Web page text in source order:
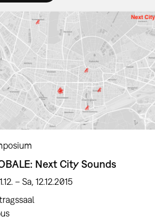
Next City Sounds
– Sa, 12.12.2015